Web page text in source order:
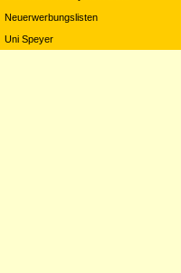
Neuerwerbungslisten
Uni Speyer